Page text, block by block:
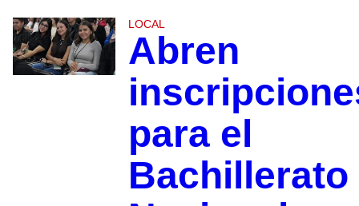
LOCAL
Abren
para el
Bachillerato